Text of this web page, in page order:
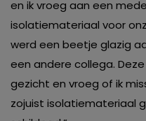
en ik vroeg aan een
isolatiemateriaal voor
werd een beetje glazig
een andere collega.
gezicht en vroeg of ik
zojuist isolatiemateriaal